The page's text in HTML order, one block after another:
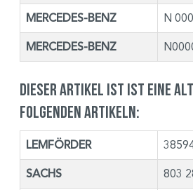
MERCEDES-BENZ N
MERCEDES-BENZ
Dieser Artikel ist ist eine
folgenden Artikeln:
LEMFÖRDER
SACHS 803